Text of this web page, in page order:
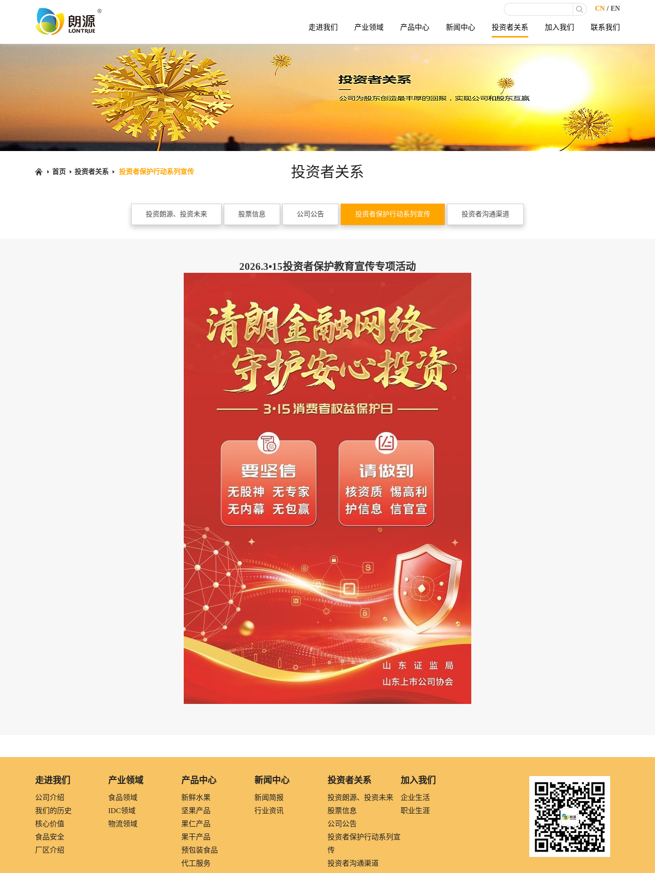
CN / EN
走进我们 产业领域 产品中心 新闻中心 投资者关系 加入我们 联系我们
投资者关系
首页 投资者关系 投资者保护行动系列宣传
投资朗源、投资未来 股票信息 公司公告 投资者保护行动系列宣传 投资者沟通渠道
2026.3•15投资者保护教育宣传专项活动
走进我们
公司介绍
我们的历史
核心价值
食品安全
厂区介绍
产业领域
食品领域
IDC领域
物流领域
产品中心
新鲜水果
坚果产品
果仁产品
果干产品
预包装食品
代工服务
新闻中心
新闻简报
行业资讯
投资者关系
投资朗源、投资未来
股票信息
公司公告
投资者保护行动系列宣
传
投资者沟通渠道
加入我们
企业生活
职业生涯